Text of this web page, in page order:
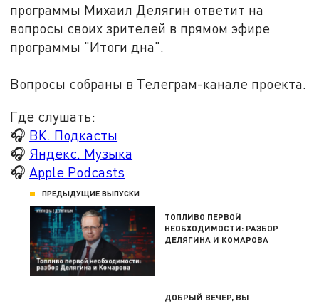
программы Михаил Делягин ответит на
вопросы своих зрителей в прямом эфире
программы "Итоги дна".
Вопросы собраны в Телеграм-канале проекта.
Где слушать:
🎧 ВК. Подкасты
🎧 Яндекс. Музыка
🎧 Apple Podcasts
ПРЕДЫДУЩИЕ ВЫПУСКИ
ТОПЛИВО ПЕРВОЙ
НЕОБХОДИМОСТИ: РАЗБОР
ДЕЛЯГИНА И КОМАРОВА
ДОБРЫЙ ВЕЧЕР, ВЫ